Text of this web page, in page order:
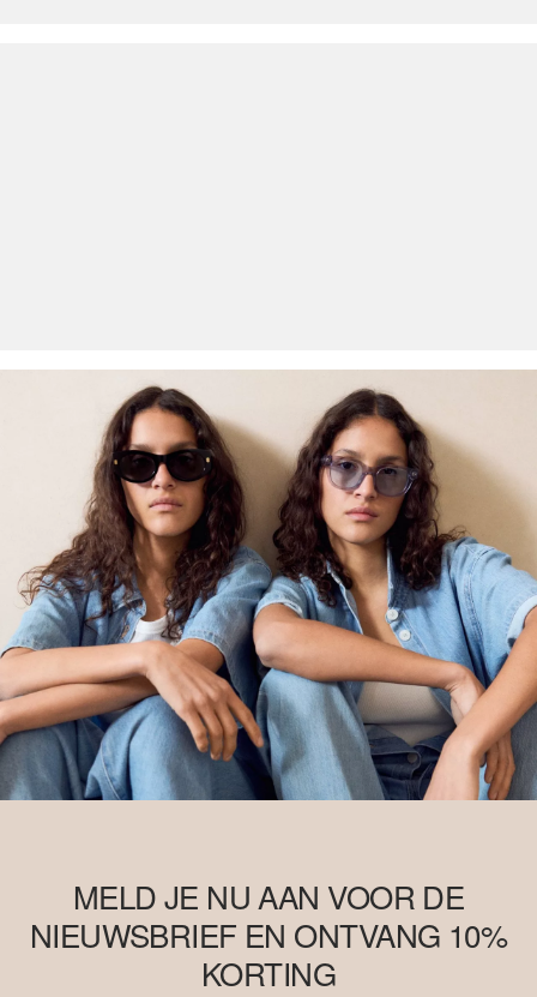
MELD JE NU AAN VOOR DE
NIEUWSBRIEF EN ONTVANG 10%
KORTING